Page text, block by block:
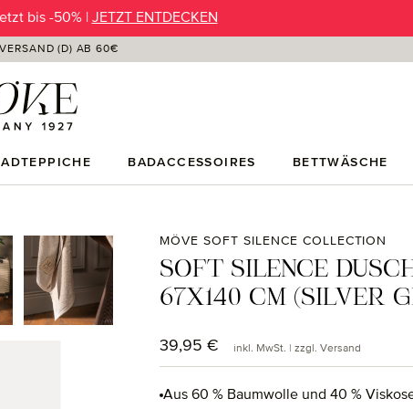
bis -50% | JETZT ENTDECKEN
(D) AB 60€
BADACCESSOIRES BETTWÄSCHE
MÖVE SOFT SILENCE COLLECTION
SOFT SILENCE
67X140 CM (SILVER
Regulärer Preis:
39,95 € inkl. MwSt. | zzgl. Versand
Aus 60 % Baumwolle und 40 %